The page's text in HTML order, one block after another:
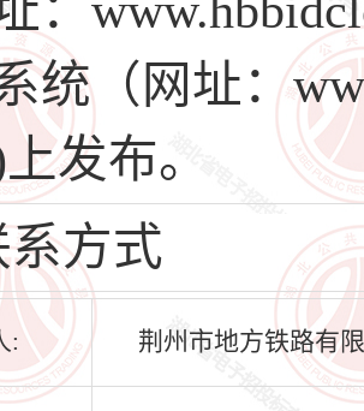
统（网址：
发布。
系方式
: 荆州市地方铁路有